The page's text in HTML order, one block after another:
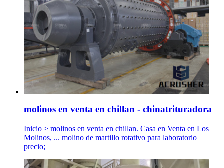
molinos en venta en chillan - chinatrituradora
Inicio > molinos en venta en chillan. Casa en Venta en Los
Molinos, ... molino de martillo rotativo para laboratorio
precio;